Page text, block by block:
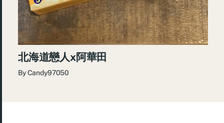
北海道戀人x阿華田
ByCandy97050